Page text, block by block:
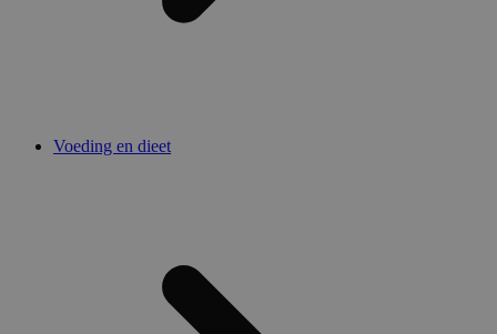
Voeding en dieet